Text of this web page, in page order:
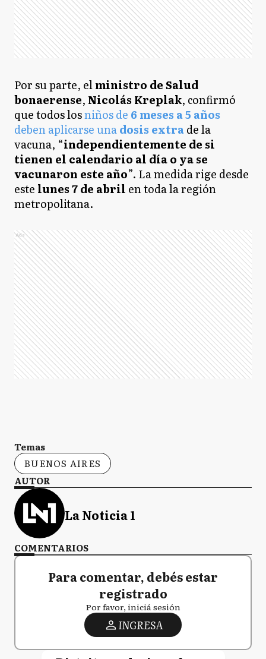
Por su parte, elministro de Salud
bonaerense, Nicolás Kreplak, confirmó
que todos losniños de 6 meses a 5 años
deben aplicarse unadosis extrade la
vacuna, “independientemente de si
tienen el calendario al día o ya se
vacunaron este año”. La medida rige desde
este lunes 7 de abril en toda la región
metropolitana.
Ads
Temas
BUENOS AIRES
AUTOR
La Noticia 1
COMENTARIOS
Para comentar, debés estar
registrado
Por favor, iniciá sesión
INGRESA